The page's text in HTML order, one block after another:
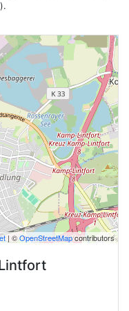
| ©OpenStreetMapcontributors